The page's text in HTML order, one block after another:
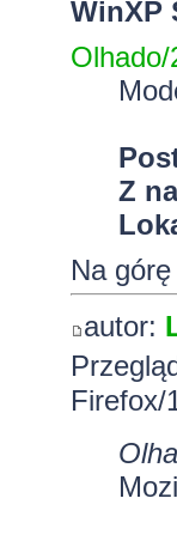
WinXP
Olhado/
Z
Na górę
autor:
Firefox/